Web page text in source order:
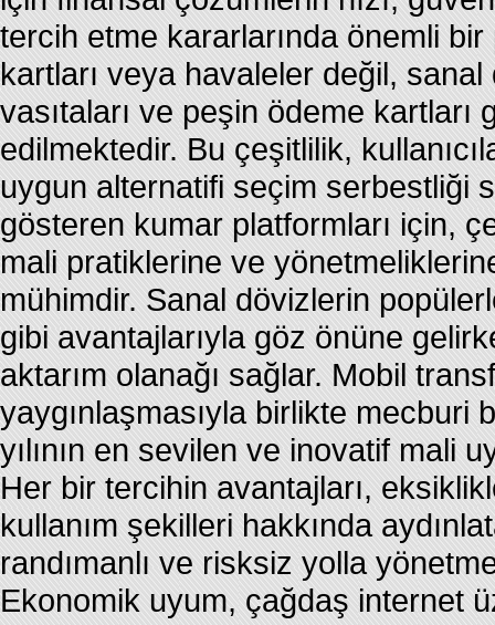
tercih etme kararlarında önemli
kartları veya havaleler değil,
vasıtaları ve peşin ödeme kartları
edilmektedir. Bu çeşitlilik,
uygun alternatifi seçim serbestliği
gösteren kumar platformları için,
mali pratiklerine ve
mühimdir. Sanal dövizlerin
gibi avantajlarıyla göz önüne
aktarım olanağı sağlar. Mobil
yaygınlaşmasıyla birlikte mecburi
yılının en sevilen ve inovatif mali
Her bir tercihin avantajları,
kullanım şekilleri hakkında
randımanlı ve risksiz yolla
Ekonomik uyum, çağdaş internet